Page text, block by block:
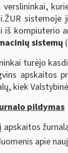
verslininkai,
sistemoje
iš kompiuterio
sistemų
turėjo
apskaitos
kiek
pildymas
apskaitos
apie